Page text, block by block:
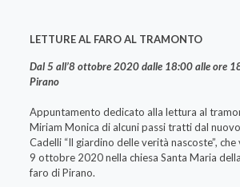
LETTURE AL FARO AL TRAMONTO
Dal 5 all’8 ottobre 2020 dalle 18:00 alle ore
Pirano
Appuntamento dedicato alla lettura al
Miriam Monica di alcuni passi tratti dal
Cadelli “Il giardino delle verità nascoste”,
9 ottobre 2020 nella chiesa Santa Maria
faro di Pirano.